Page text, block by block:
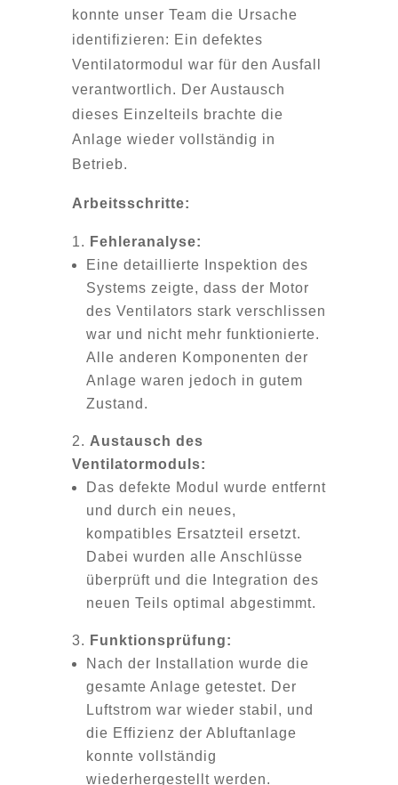
konnte unser Team die Ursache
identifizieren: Ein defektes
Ventilatormodul war für den Ausfall
verantwortlich. Der Austausch
dieses Einzelteils brachte die
Anlage wieder vollständig in
Betrieb.
Arbeitsschritte:
Fehleranalyse:
Eine detaillierte Inspektion des
Systems zeigte, dass der Motor
des Ventilators stark verschlissen
war und nicht mehr funktionierte.
Alle anderen Komponenten der
Anlage waren jedoch in gutem
Zustand.
Austausch des
Ventilatormoduls:
Das defekte Modul wurde entfernt
und durch ein neues,
kompatibles Ersatzteil ersetzt.
Dabei wurden alle Anschlüsse
überprüft und die Integration des
neuen Teils optimal abgestimmt.
Funktionsprüfung:
Nach der Installation wurde die
gesamte Anlage getestet. Der
Luftstrom war wieder stabil, und
die Effizienz der Abluftanlage
konnte vollständig
wiederhergestellt werden.